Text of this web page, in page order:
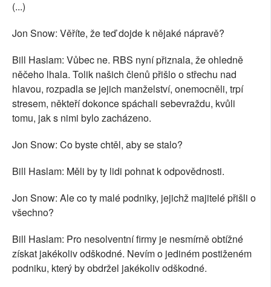
(...)
Jon Snow: Věříte, že teď dojde k nějaké nápravě?
Bill Haslam: Vůbec ne. RBS nyní přiznala, že ohledně
něčeho lhala. Tolik našich členů přišlo o střechu nad
hlavou, rozpadla se jejich manželství, onemocněli, trpí
stresem, někteří dokonce spáchali sebevraždu, kvůli
tomu, jak s nimi bylo zacházeno.
Jon Snow: Co byste chtěl, aby se stalo?
Bill Haslam: Měli by ty lidi pohnat k odpovědnosti.
Jon Snow: Ale co ty malé podniky, jejichž majitelé přišli o
všechno?
Bill Haslam: Pro nesolventní firmy je nesmírně obtížné
získat jakékoliv odškodné. Nevím o jediném postiženém
podniku, který by obdržel jakékoliv odškodné.